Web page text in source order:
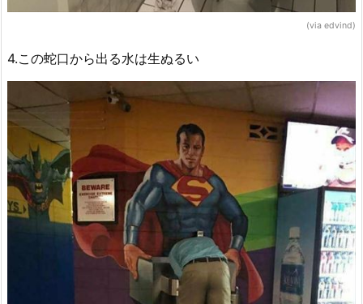
(via edvind)
4.この蛇口から出る水は生ぬるい